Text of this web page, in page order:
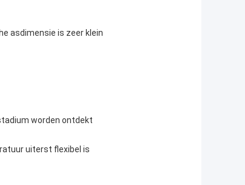
asdimensie is zeer klein
worden ontdekt
uiterst flexibel is